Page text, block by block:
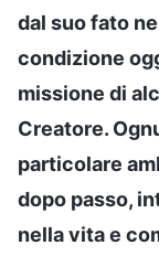
dal suo fato
condizione
missione di
Creatore.
particolare
dopo passo,
nella vita e